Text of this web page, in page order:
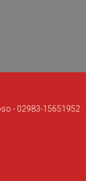
- 02983-15651952